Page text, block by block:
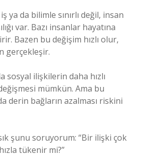
ya da bilimle sınırlı değil, insan
var. Bazı insanlar hayatına
Bazen bu değişim hızlı olur,
gerçekleşir.
sosyal ilişkilerin daha hızlı
mümkün. Ama bu
derin bağların azalması riskini
şunu soruyorum: “Bir ilişki çok
tükenir mi?”